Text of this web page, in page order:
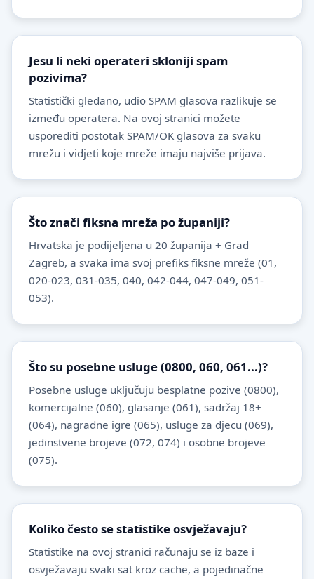
Jesu li neki operateri skloniji spam
pozivima?
Statistički gledano, udio SPAM glasova razlikuje se
između operatera. Na ovoj stranici možete
usporediti postotak SPAM/OK glasova za svaku
mrežu i vidjeti koje mreže imaju najviše prijava.
Što znači fiksna mreža po županiji?
Hrvatska je podijeljena u 20 županija + Grad
Zagreb, a svaka ima svoj prefiks fiksne mreže (01,
020-023, 031-035, 040, 042-044, 047-049, 051-
053).
Što su posebne usluge (0800, 060, 061...)?
Posebne usluge uključuju besplatne pozive (0800),
komercijalne (060), glasanje (061), sadržaj 18+
(064), nagradne igre (065), usluge za djecu (069),
jedinstvene brojeve (072, 074) i osobne brojeve
(075).
Koliko često se statistike osvježavaju?
Statistike na ovoj stranici računaju se iz baze i
osvježavaju svaki sat kroz cache, a pojedinačne